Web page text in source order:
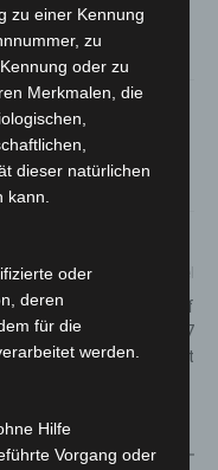
Kontrolle auf
und A7: Polizei stellt 17
Verstöße fest
zu einer Kennung
zu
oder zu
Merkmalen, die
dieser natürlichen
kann.
oder
deren
für die
werden.
Hilfe
Vorgang oder